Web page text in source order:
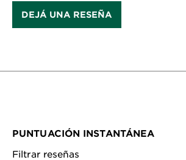
DEJÁ UNA RESEÑA
PUNTUACIÓN INSTANTÁNEA
Filtrar reseñas